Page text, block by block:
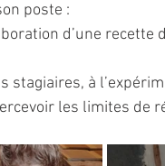
poste :
d’une
stagiaires, à
les limites de